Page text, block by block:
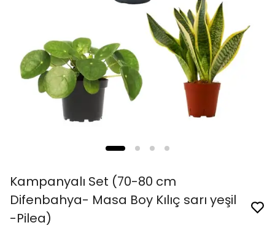
Kampanyalı Set (70-80 cm
Difenbahya- Masa Boy Kılıç sarı yeşil
-Pilea)